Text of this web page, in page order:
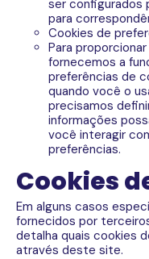
ser configurados
para
Cookies de
Para
fornecemos a
preferências de
quando você o
precisamos
informações
você interagir
preferências.
Cookies
Em alguns casos
fornecidos por
detalha quais cookies
através deste site.